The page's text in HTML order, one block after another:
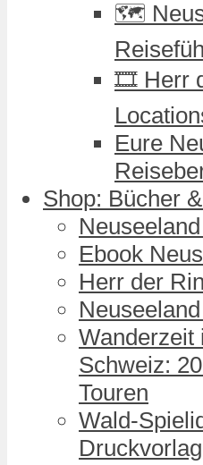
🗺️
🎞️ Herr
Eure
Shop: Bücher
Ebook
Herr der
Wanderzeit
Schweiz:
Touren
Wald-